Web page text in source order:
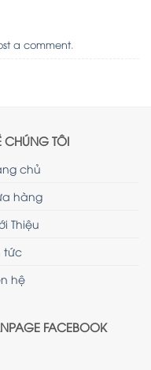
a comment.
CHÚNG TÔI
chủ
hàng
Thiệu
tức
hệ
FACEBOOK